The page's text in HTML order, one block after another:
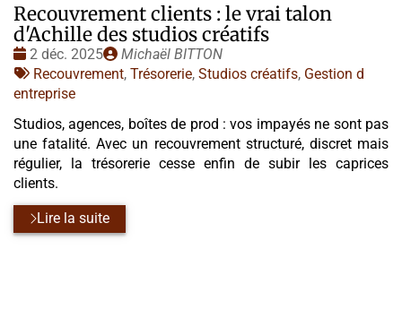
Recouvrement clients : le vrai talon
d'Achille des studios créatifs
Date
:
2 déc. 2025
Publié
par
Michaël BITTON
Tags
:
Recouvrement, Trésorerie, Studios créatifs, Gestion d
entreprise
Studios, agences, boîtes de prod : vos impayés ne sont pas
une fatalité. Avec un recouvrement structuré, discret mais
régulier, la trésorerie cesse enfin de subir les caprices
clients.
Lire la suite